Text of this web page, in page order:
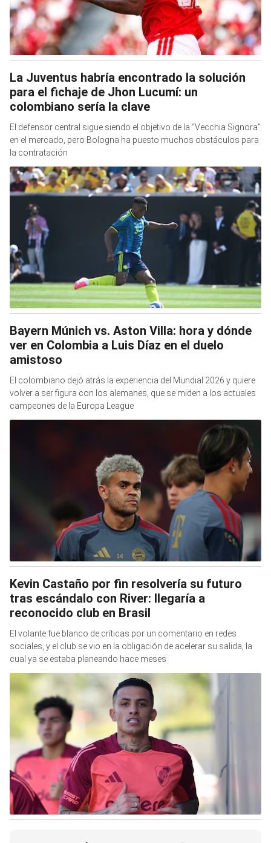
La Juventus habría encontrado la solución
para el fichaje de Jhon Lucumí: un
colombiano sería la clave
El defensor central sigue siendo el objetivo de la “Vecchia Signora”
en el mercado, pero Bologna ha puesto muchos obstáculos para
la contratación
Bayern Múnich vs. Aston Villa: hora y dónde
ver en Colombia a Luis Díaz en el duelo
amistoso
El colombiano dejó atrás la experiencia del Mundial 2026 y quiere
volver a ser figura con los alemanes, que se miden a los actuales
campeones de la Europa League
Kevin Castaño por fin resolvería su futuro
tras escándalo con River: llegaría a
reconocido club en Brasil
El volante fue blanco de críticas por un comentario en redes
sociales, y el club se vio en la obligación de acelerar su salida, la
cual ya se estaba planeando hace meses